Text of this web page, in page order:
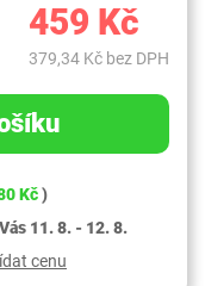
459 Kč
379,34 Kč bez DPH
Kč)
11. 8. - 12. 8.
cenu